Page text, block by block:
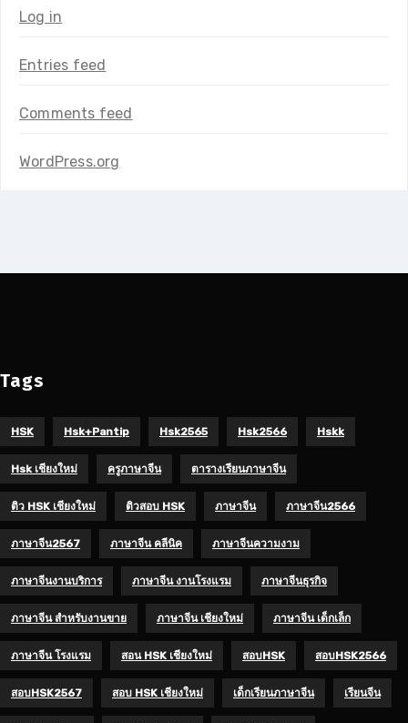
Log in
Entries feed
Comments feed
WordPress.org
Tags
HSK Hsk+pantip Hsk2565 Hsk2566 Hskk
Hsk เชียงใหม่ ครูภาษาจีน ตารางเรียนภาษาจีน
ติว HSK เชียงใหม่ ติวสอบ HSK ภาษาจีน ภาษาจีน2566
ภาษาจีน2567 ภาษาจีน คลีนิค ภาษาจีนความงาม
ภาษาจีนงานบริการ ภาษาจีน งานโรงแรม ภาษาจีนธุรกิจ
ภาษาจีน สำหรับงานขาย ภาษาจีน เชียงใหม่ ภาษาจีน เด็กเล็ก
ภาษาจีน โรงแรม สอน HSK เชียงใหม่ สอบHSK สอบHSK2566
สอบHSK2567 สอบ HSK เชียงใหม่ เด็กเรียนภาษาจีน เรียนจีน